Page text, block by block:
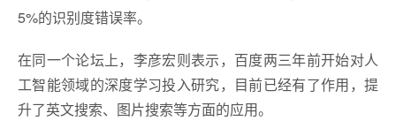
5%的识别度错误率。
在同一个论坛上，李彦宏则表示，百度两三年前开始对人
工智能领域的深度学习投入研究，目前已经有了作用，提
升了英文搜索、图片搜索等方面的应用。